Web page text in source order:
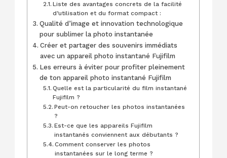
Liste des avantages concrets de la facilité
d’utilisation et du format compact :
Qualité d’image et innovation technologique
pour sublimer la photo instantanée
Créer et partager des souvenirs immédiats
avec un appareil photo instantané Fujifilm
Les erreurs à éviter pour profiter pleinement
de ton appareil photo instantané Fujifilm
Quelle est la particularité du film instantané
Fujifilm ?
Peut-on retoucher les photos instantanées
?
Est-ce que les appareils Fujifilm
instantanés conviennent aux débutants ?
Comment conserver les photos
instantanées sur le long terme ?